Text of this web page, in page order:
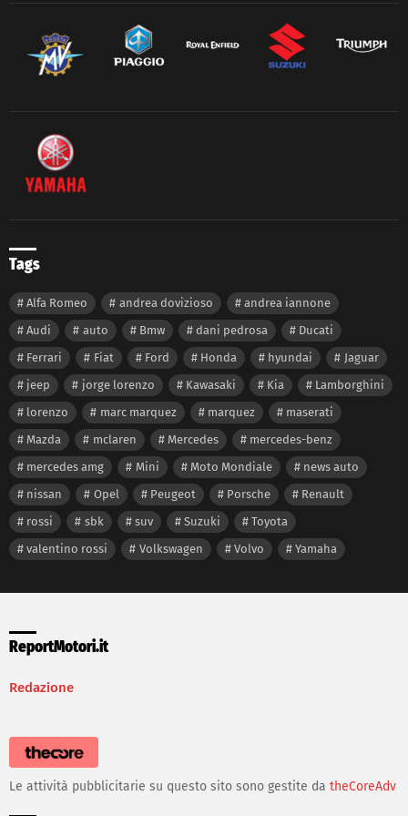
Tags
Alfa Romeo andrea dovizioso
andrea iannone
Audi
auto Bmw dani pedrosa
Ducati
Ferrari
Fiat Ford Honda hyundai
Jaguar
jeep
jorge lorenzo Kawasaki Kia
Lamborghini
lorenzo
marc marquez marquez
maserati
Mazda
mclaren Mercedes
mercedes-benz
mercedes amg
Mini Moto Mondiale
news auto
nissan
Opel Peugeot Porsche
Renault
rossi
sbk suv Suzuki
Toyota
valentino rossi
Volkswagen Volvo Yamaha
ReportMotori.it
Redazione
Le attività pubblicitarie su questo sito sono gestite da theCoreAdv